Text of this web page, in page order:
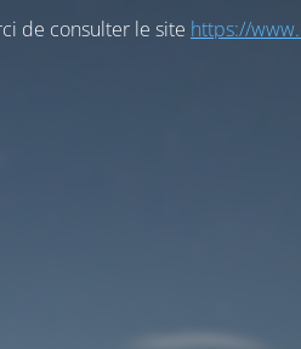
de consulter le site https://